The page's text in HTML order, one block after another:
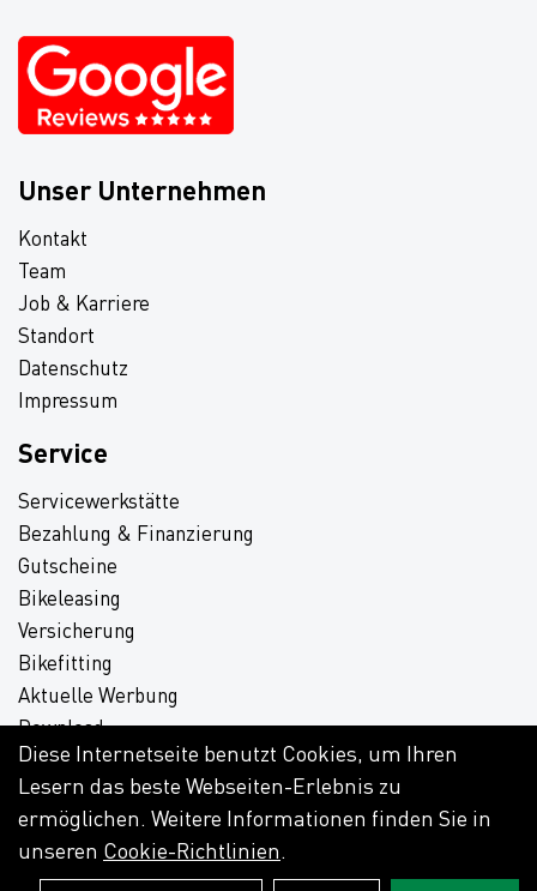
Unser Unternehmen
Kontakt
Team
Job & Karriere
Standort
Datenschutz
Impressum
Service
Servicewerkstätte
Bezahlung & Finanzierung
Gutscheine
Bikeleasing
Versicherung
Bikefitting
Aktuelle Werbung
Download
Diese Internetseite benutzt Cookies, um Ihren
Lesern das beste Webseiten-Erlebnis zu
ermöglichen. Weitere Informationen finden Sie in
unseren Cookie-Richtlinien.